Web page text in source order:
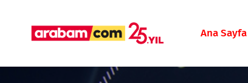
Ana Sayfa